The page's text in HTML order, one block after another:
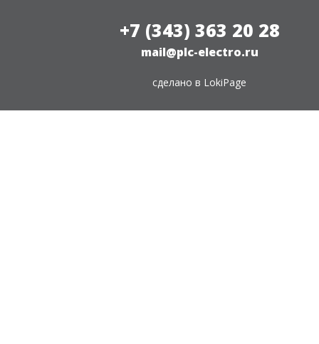
+7 (343) 363 20 28
mail@plc-electro.ru
сделано в LokiPage